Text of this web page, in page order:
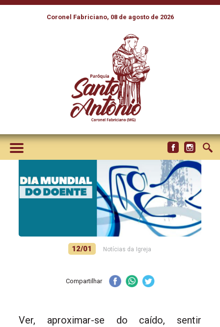
Coronel Fabriciano, 08 de agosto de 2026
DIA MUNDIAL DO DOENTE: O
DOM E O SERVIÇO DA IGREJA
NO CUIDADO AOS ENFERMOS
12/01 Notícias da Igreja
Compartilhar
Ver, aproximar-se do caído, sentir